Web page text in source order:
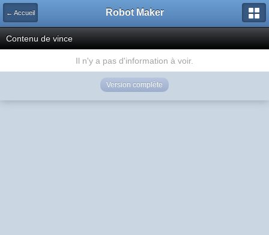
← Accueil Robot Maker
Contenu de vince
Il n'y a pas d'information à voir.
Version complète